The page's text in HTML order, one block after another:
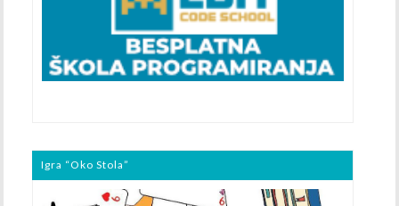
Igra “Oko Stola”